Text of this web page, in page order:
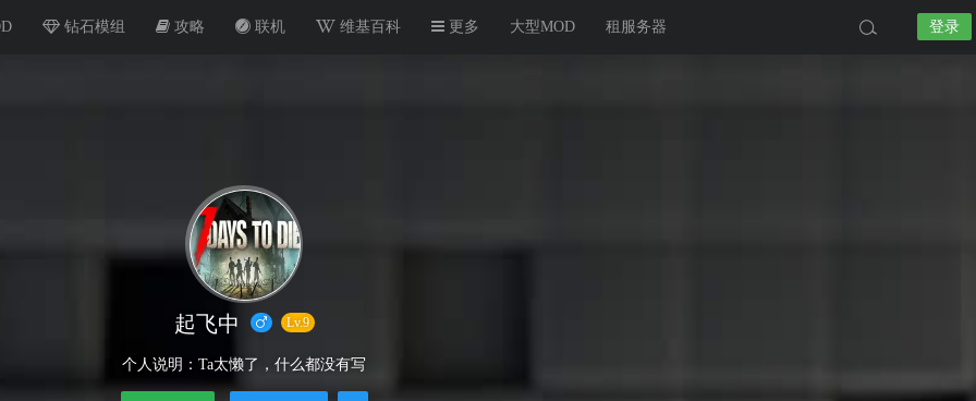
钻石模组 攻略 联机 维基百科 更多 大型MOD 租服务器 登录
起飞中 Lv.9
个人说明： Ta太懒了，什么都没有写